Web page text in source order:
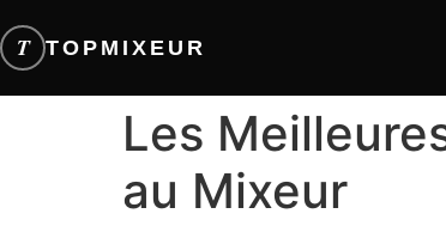
T TOPMIXEUR
Les
au Mixeur